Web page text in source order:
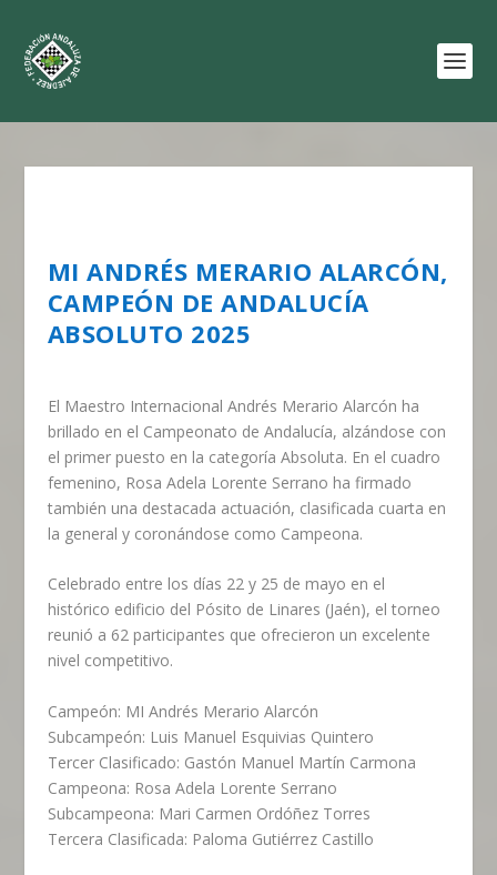
MI ANDRÉS MERARIO ALARCÓN,
CAMPEÓN DE ANDALUCÍA
ABSOLUTO 2025
El Maestro Internacional Andrés Merario Alarcón ha
brillado en el Campeonato de Andalucía, alzándose con
el primer puesto en la categoría Absoluta. En el cuadro
femenino, Rosa Adela Lorente Serrano ha firmado
también una destacada actuación, clasificada cuarta en
la general y coronándose como Campeona.
Celebrado entre los días 22 y 25 de mayo en el
histórico edificio del Pósito de Linares (Jaén), el torneo
reunió a 62 participantes que ofrecieron un excelente
nivel competitivo.
Campeón: MI Andrés Merario Alarcón
Subcampeón: Luis Manuel Esquivias Quintero
Tercer Clasificado: Gastón Manuel Martín Carmona
Campeona: Rosa Adela Lorente Serrano
Subcampeona: Mari Carmen Ordóñez Torres
Tercera Clasificada: Paloma Gutiérrez Castillo